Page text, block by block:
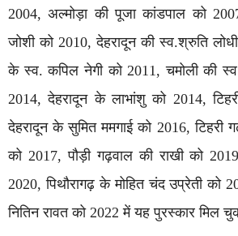
2004, अल्मोड़ा की पूजा कांडपाल को
जोशी को 2010, देहरादून की स्व.श्रुति
के स्व. कपिल नेगी को 2011, चमोली की
2014, देहरादून के लाभांशु को 2014,
देहरादून के सुमित ममगाई को 2016,
को 2017, पौड़ी गढ़वाल की राखी को
2020, पिथौरागढ़ के मोहित चंद उप्रेती को
नितिन रावत को 2022 में यह पुरस्कार मिल